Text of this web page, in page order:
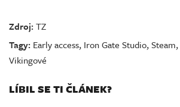
Zdroj:TZ
Tagy: Early access, Iron Gate Studio,Steam,
Vikingové
LÍBIL SE TI ČLÁNEK?